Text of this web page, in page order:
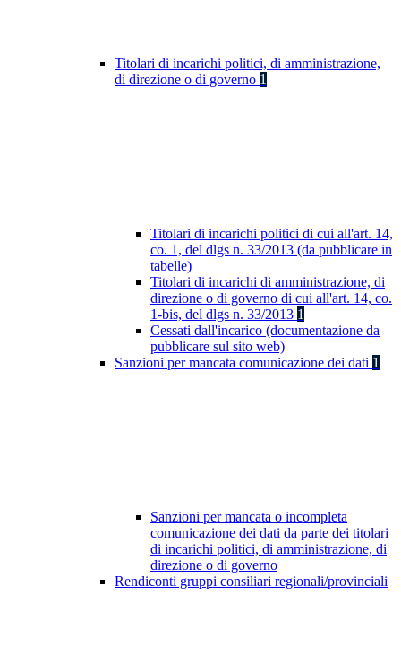
Titolari di incarichi politici, di amministrazione,
di direzione o di governo 1
Titolari di incarichi politici di cui all'art. 14,
co. 1, del dlgs n. 33/2013 (da pubblicare in
tabelle)
Titolari di incarichi di amministrazione, di
direzione o di governo di cui all'art. 14, co.
1-bis, del dlgs n. 33/2013 1
Cessati dall'incarico (documentazione da
pubblicare sul sito web)
Sanzioni per mancata comunicazione dei dati 1
Sanzioni per mancata o incompleta
comunicazione dei dati da parte dei titolari
di incarichi politici, di amministrazione, di
direzione o di governo
Rendiconti gruppi consiliari regionali/provinciali